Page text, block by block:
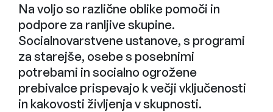
Na voljo so različne oblike pomoči in
podpore za ranljive skupine.
Socialnovarstvene ustanove, s programi
za starejše, osebe s posebnimi
potrebami in socialno ogrožene
prebivalce prispevajo k večji vključenosti
in kakovosti življenja v skupnosti.